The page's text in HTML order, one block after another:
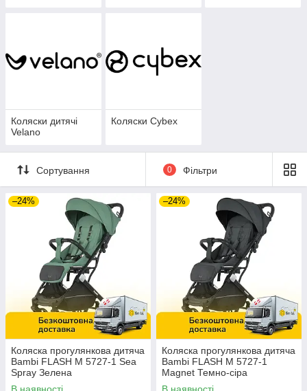
Коляски дитячі
Velano
Коляски Cybex
Сортування 0 Фільтри
–24%
Коляска прогулянкова дитяча
Bambi FLASH M 5727-1 Sea
Spray Зелена
–24%
Коляска прогулянкова дитяча
Bambi FLASH M 5727-1
Magnet Темно-сіра